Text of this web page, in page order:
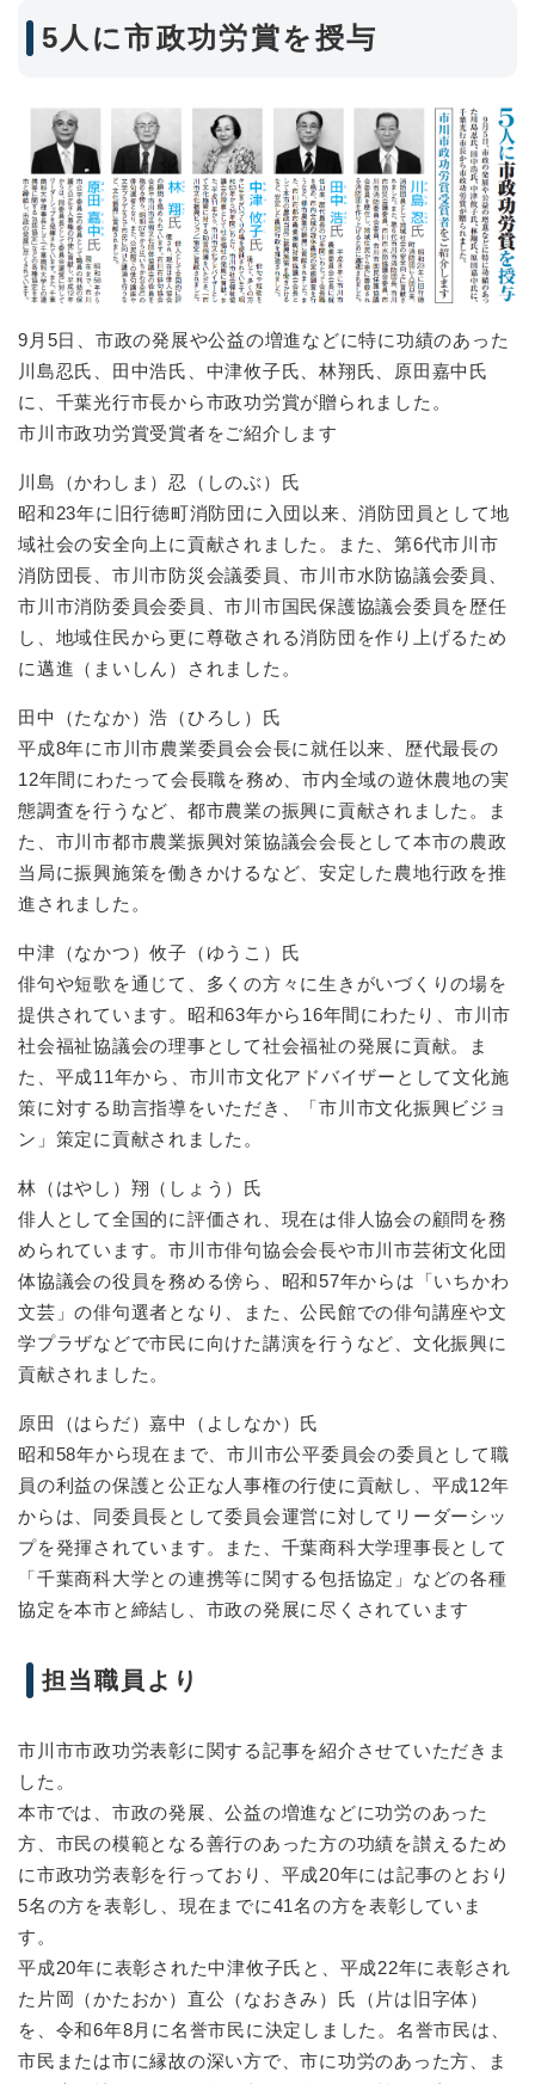
5人に市政功労賞を授与
9月5日、市政の発展や公益の増進などに特に功績のあった
川島忍氏、田中浩氏、中津攸子氏、林翔氏、原田嘉中氏
に、千葉光行市長から市政功労賞が贈られました。
市川市政功労賞受賞者をご紹介します
川島（かわしま）忍（しのぶ）氏
昭和23年に旧行徳町消防団に入団以来、消防団員として地
域社会の安全向上に貢献されました。また、第6代市川市
消防団長、市川市防災会議委員、市川市水防協議会委員、
市川市消防委員会委員、市川市国民保護協議会委員を歴任
し、地域住民から更に尊敬される消防団を作り上げるため
に邁進（まいしん）されました。
田中（たなか）浩（ひろし）氏
平成8年に市川市農業委員会会長に就任以来、歴代最長の
12年間にわたって会長職を務め、市内全域の遊休農地の実
態調査を行うなど、都市農業の振興に貢献されました。ま
た、市川市都市農業振興対策協議会会長として本市の農政
当局に振興施策を働きかけるなど、安定した農地行政を推
進されました。
中津（なかつ）攸子（ゆうこ）氏
俳句や短歌を通じて、多くの方々に生きがいづくりの場を
提供されています。昭和63年から16年間にわたり、市川市
社会福祉協議会の理事として社会福祉の発展に貢献。ま
た、平成11年から、市川市文化アドバイザーとして文化施
策に対する助言指導をいただき、「市川市文化振興ビジョ
ン」策定に貢献されました。
林（はやし）翔（しょう）氏
俳人として全国的に評価され、現在は俳人協会の顧問を務
められています。市川市俳句協会会長や市川市芸術文化団
体協議会の役員を務める傍ら、昭和57年からは「いちかわ
文芸」の俳句選者となり、また、公民館での俳句講座や文
学プラザなどで市民に向けた講演を行うなど、文化振興に
貢献されました。
原田（はらだ）嘉中（よしなか）氏
昭和58年から現在まで、市川市公平委員会の委員として職
員の利益の保護と公正な人事権の行使に貢献し、平成12年
からは、同委員長として委員会運営に対してリーダーシッ
プを発揮されています。また、千葉商科大学理事長として
「千葉商科大学との連携等に関する包括協定」などの各種
協定を本市と締結し、市政の発展に尽くされています
担当職員より
市川市市政功労表彰に関する記事を紹介させていただきま
した。
本市では、市政の発展、公益の増進などに功労のあった
方、市民の模範となる善行のあった方の功績を讃えるため
に市政功労表彰を行っており、平成20年には記事のとおり
5名の方を表彰し、現在までに41名の方を表彰していま
す。
平成20年に表彰された中津攸子氏と、平成22年に表彰され
た片岡（かたおか）直公（なおきみ）氏（片は旧字体）
を、令和6年8月に名誉市民に決定しました。名誉市民は、
市民または市に縁故の深い方で、市に功労のあった方、ま